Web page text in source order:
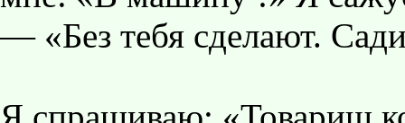
— «Без тебя сделают.